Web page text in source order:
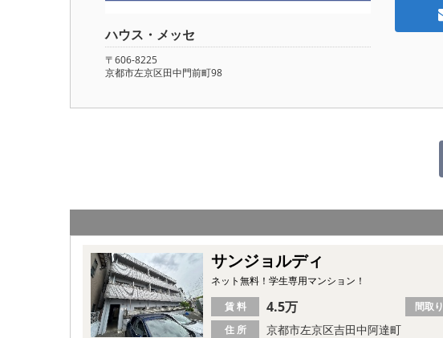
ハウス・メッセ
〒606-8225
京都市左京区田中門前町98
サンジョルディ
ネット無料！学生専用マンション！
住 所 京都市左京区吉田中阿達町
賃 料 4.5万 間取り